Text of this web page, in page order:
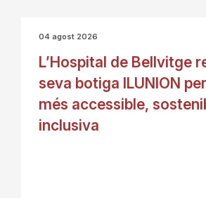
04 agost 2026
L’Hospital de Bellvitge
seva botiga ILUNION
més accessible,
inclusiva